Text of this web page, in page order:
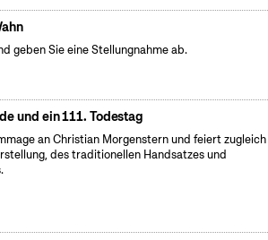
geben Sie eine Stellungnahme ab.
und ein 111. Todestag
an Christian Morgenstern und feiert zugleich
des traditionellen Handsatzes und